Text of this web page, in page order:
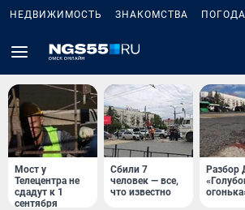
НЕДВИЖИМОСТЬ ЗНАКОМСТВА ПОГОДА
Мост у
Телецентра не
сдадут к 1
сентября
Сбили 7
человек — все,
что известно
Разбор